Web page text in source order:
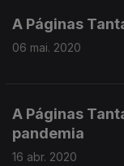
A Páginas
06 mai. 2020
A Páginas
pandemia
16 abr. 2020